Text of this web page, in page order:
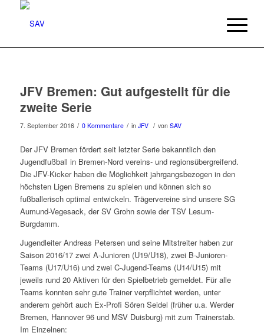
JFV Bremen: Gut aufgestellt für die
zweite Serie
7. September 2016 / 0 Kommentare / in JFV / von SAV
Der JFV Bremen fördert seit letzter Serie bekanntlich den
Jugendfußball in Bremen-Nord vereins- und regionsübergreifend.
Die JFV-Kicker haben die Möglichkeit jahrgangsbezogen in den
höchsten Ligen Bremens zu spielen und können sich so
fußballerisch optimal entwickeln. Trägervereine sind unsere SG
Aumund-Vegesack, der SV Grohn sowie der TSV Lesum-
Burgdamm.
Jugendleiter Andreas Petersen und seine Mitstreiter haben zur
Saison 2016/17 zwei A-Junioren (U19/U18), zwei B-Junioren-
Teams (U17/U16) und zwei C-Jugend-Teams (U14/U15) mit
jeweils rund 20 Aktiven für den Spielbetrieb gemeldet. Für alle
Teams konnten sehr gute Trainer verpflichtet werden, unter
anderem gehört auch Ex-Profi Sören Seidel (früher u.a. Werder
Bremen, Hannover 96 und MSV Duisburg) mit zum Trainerstab.
Im Einzelnen: